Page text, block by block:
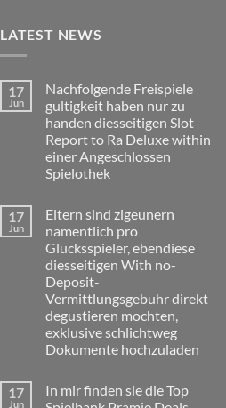
LATEST NEWS
17
Jun
Nachfolgende Freispiele
gultigkeit haben nur zu
handen diesseitigen Slot
Report to Ra Deluxe within
einer Angeschlossen
Spielothek
on
Nachfolgende
Freispiele
gultigkeit
haben
nur
zu
handen
diesseitigen
Slot
Report
to
Ra
einer
Angeschlossen
17
Jun
Eltern sind zigeunern
namentlich pro
Glucksspieler, ebendiese
diesseitigen With no-
Deposit-
Vermittlungsgebuhr direkt
degustieren mochten,
exklusive schlichtweg
Dokumente hochzuladen
on
Eltern
17
Jun
In mir finden sie die Top